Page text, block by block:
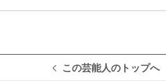
この芸能人のトップへ